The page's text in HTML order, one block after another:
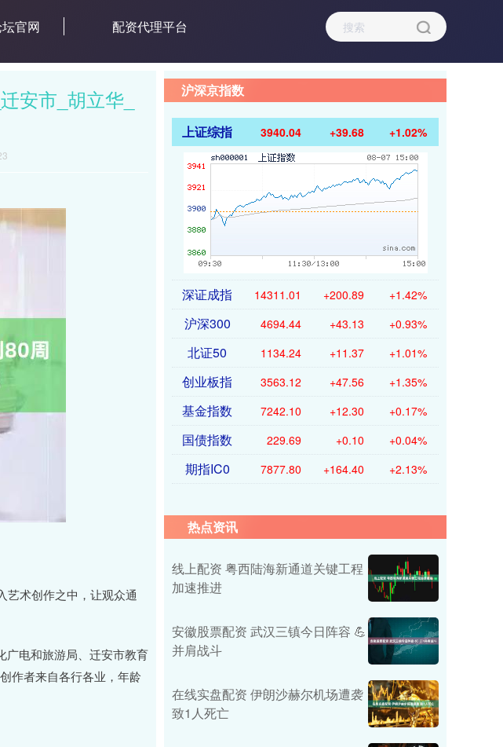
官网 配资代理平台
安市_胡立华_
艺术创作之中，让观众通
广电和旅游局、迁安市教育
作者来自各行各业，年龄
沪深京指数
上证综指 3940.04 +39.68 +1.02%
深证成指 14311.01 +200.89 +1.42%
沪深300 4694.44 +43.13 +0.93%
北证50 1134.24 +11.37 +1.01%
创业板指 3563.12 +47.56 +1.35%
基金指数 7242.10 +12.30 +0.17%
国债指数 229.69 +0.10 +0.04%
期指IC0 7877.80 +164.40 +2.13%
热点资讯
线上配资 粤西陆海新通道关键工程
加速推进
安徽股票配资 武汉三镇今日阵容 💪
并肩战斗
在线实盘配资 伊朗沙赫尔机场遭袭
致1人死亡